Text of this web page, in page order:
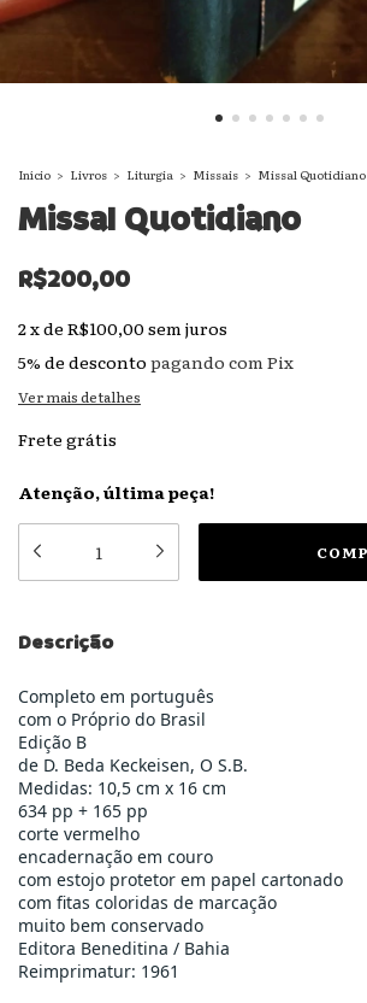
Início > Livros > Liturgia > Missais > Missal Quotidiano
Missal Quotidiano
R$200,00
2xde R$100,00 sem juros
5% de desconto pagando com Pix
Ver mais detalhes
Frete grátis
Atenção, última peça!
Descrição
Completo em português
com o Próprio do Brasil
Edição B
de D. Beda Keckeisen, O S.B.
Medidas: 10,5 cm x 16 cm
634 pp + 165 pp
corte vermelho
encadernação em couro
com estojo protetor em papel cartonado
com fitas coloridas de marcação
muito bem conservado
Editora Beneditina / Bahia
Reimprimatur: 1961